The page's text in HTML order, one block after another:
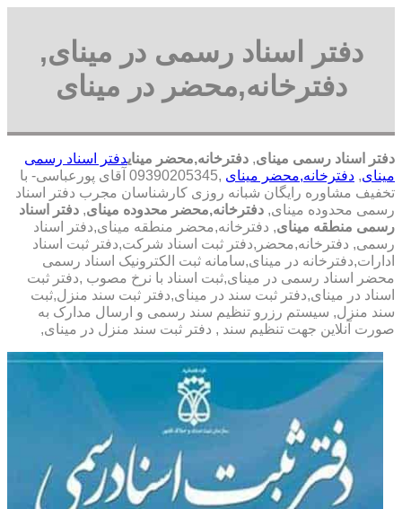
دفتر اسناد رسمی در مینای,
دفترخانه,محضر در مینای
دفتر اسناد رسمی مینای, دفترخانه,محضر مینایدفتر اسناد رسمی
مینای, دفترخانه,محضر مینای
,09390205345 آقای پورعباسی- با
تخفیف مشاوره رايگان شبانه روزی کارشناسان مجرب دفتر اسناد
رسمی محدوده مینای, دفترخانه,محضر محدوده مینای, دفتر اسناد
رسمی منطقه مینای, دفترخانه,محضر منطقه مینای,دفتر اسناد
رسمی, دفترخانه,محضر,دفتر ثبت اسناد شرکت,دفتر ثبت اسناد
ادارات,دفترخانه در مینای,سامانه ثبت الکترونیک اسناد رسمی
محضر اسناد رسمی در مینای,ثبت اسناد با نرخ مصوب ,دفتر ثبت
اسناد در مینای,دفتر ثبت سند در مینای,دفتر ثبت سند منزل,ثبت
سند منزل, سیستم رزرو تنظیم سند رسمی و ارسال مدارک به
صورت آنلاین جهت تنظیم سند , دفتر ثبت سند منزل در مینای,